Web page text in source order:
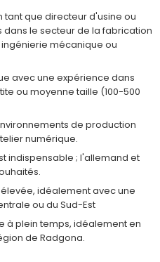
tant que directeur d'usine ou
le secteur de la fabrication
mécanique ou
avec une expérience dans
ou moyenne taille (100-500
de production
numérique.
indispensable ; l'allemand et
idéalement avec une
ou du Sud-Est
à plein temps, idéalement en
de Radgona.